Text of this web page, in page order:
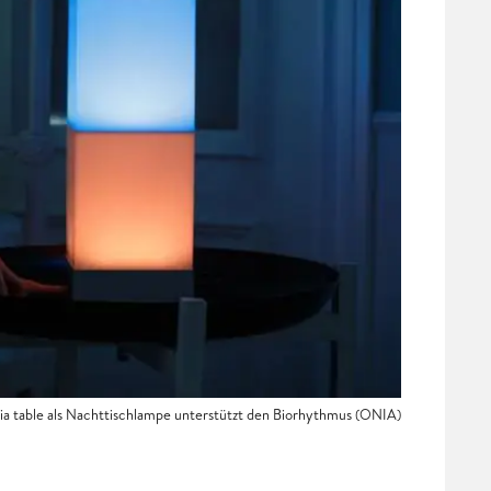
table als Nachttischlampe unterstützt den Biorhythmus (ONIA)